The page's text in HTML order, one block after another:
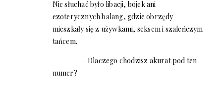
Nie słuchać było libacji, bójek ani
ezoterycznych balang, gdzie obrzędy
mieszkały się z używkami, seksem i szaleńczym
tańcem.
– Dlaczego chodzisz akurat pod ten
numer?